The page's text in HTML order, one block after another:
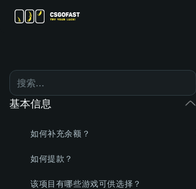
基本信息
如何补充余额？
如何提款？
该项目有哪些游戏可供选择？